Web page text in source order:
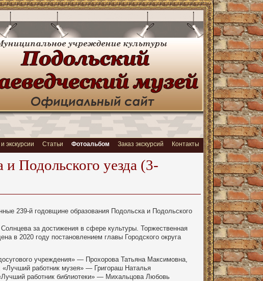
экскурсии Статьи Фотоальбом Заказ экскурсий Контакты
Подольского уезда (3-
239-й годовщине образования Подольска и Подольского
за достижения в сфере культуры. Торжественная
в 2020 году постановлением главы Городского округа
учреждения» — Прохорова Татьяна Максимовна,
«Лучший работник музея» — Григораш Наталья
работник библиотеки» — Михальцова Любовь